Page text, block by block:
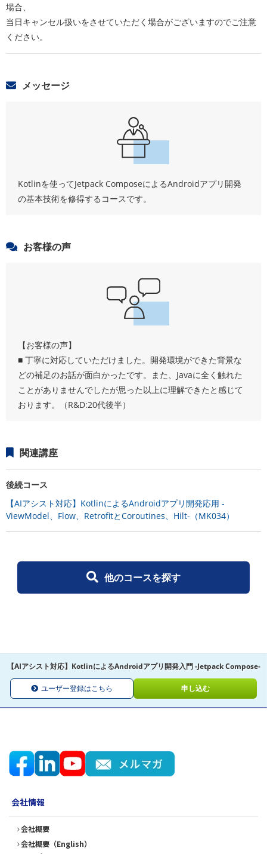
場合、
当日キャンセル扱いをさせていただく場合がございますのでご注意
ください。
メッセージ
Kotlinを使ってJetpack ComposeによるAndroidアプリ開発
の基本技術を修得するコースです。
お客様の声
【お客様の声】
■ 丁寧に対応していただけました。開発環境ができた背景な
どの補足のお話が面白かったです。また、Javaに全く触れた
ことがありませんでしたが思った以上に理解できたと感じて
おります。（R&D:20代後半）
関連講座
後続コース
【AIアシスト対応】KotlinによるAndroidアプリ開発応用 -
ViewModel、Flow、RetrofitとCoroutines、Hilt-（MK034）
他のコースを探す
【AIアシスト対応】KotlinによるAndroidアプリ開発入門 -Jetpack Compose-
ユーザー登録はこちら 申し込む
会社情報
会社概要
会社概要（English）